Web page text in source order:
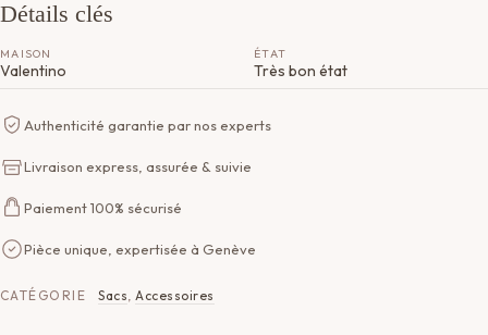
Détails clés
MAISON
Valentino
ÉTAT
Très bon état
Authenticité garantie par nos experts
Livraison express, assurée & suivie
Paiement 100% sécurisé
Pièce unique, expertisée à Genève
CATÉGORIE Sacs,Accessoires